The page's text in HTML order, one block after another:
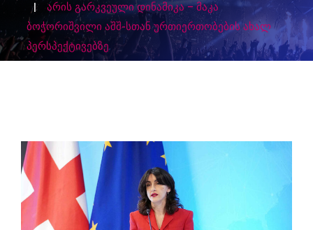
არის გარკვეული დინამიკა – მაკა
ბოჭორიშვილი აშშ-სთან ურთიერთობების ახალ
პერსპექტივებზე